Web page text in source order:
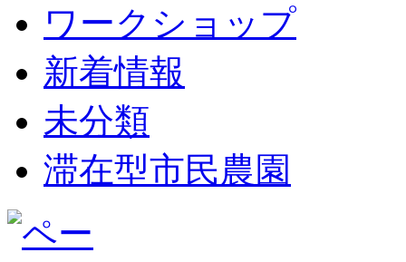
ワークショップ
新着情報
未分類
滞在型市民農園